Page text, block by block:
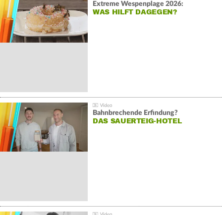
Extreme Wespenplage 2026:
WAS HILFT DAGEGEN?
Bahnbrechende Erfindung?
DAS SAUERTEIG-HOTEL